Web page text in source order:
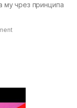
му чрез принципа